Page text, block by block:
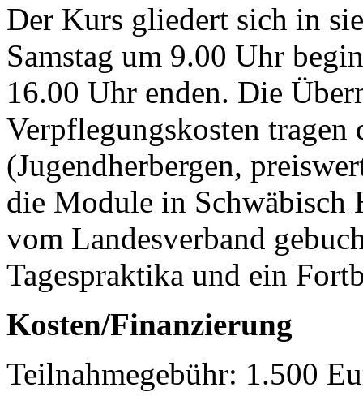
Der Kurs gliedert sich in
Samstag um 9.00 Uhr
16.00 Uhr enden. Die
Verpflegungskosten tragen
(Jugendherbergen,
die Module in Schwäbisch
vom Landesverband
Tagespraktika und ein
Kosten/Finanzierung
Teilnahmegebühr: 1.500